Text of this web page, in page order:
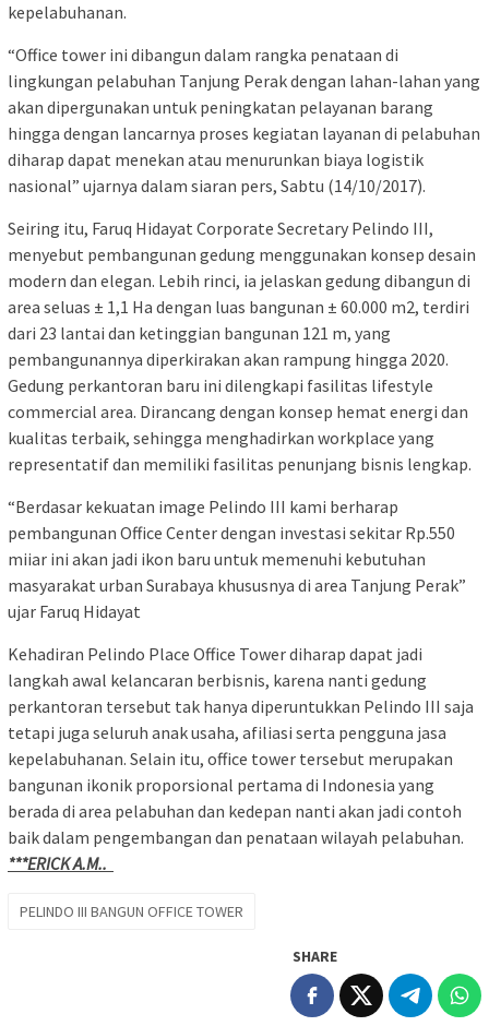
kepelabuhanan.
“Office tower ini dibangun dalam rangka penataan di
lingkungan pelabuhan Tanjung Perak dengan lahan-lahan yang
akan dipergunakan untuk peningkatan pelayanan barang
hingga dengan lancarnya proses kegiatan layanan di pelabuhan
diharap dapat menekan atau menurunkan biaya logistik
nasional” ujarnya dalam siaran pers, Sabtu (14/10/2017).
Seiring itu, Faruq Hidayat Corporate Secretary Pelindo III,
menyebut pembangunan gedung menggunakan konsep desain
modern dan elegan. Lebih rinci, ia jelaskan gedung dibangun di
area seluas ± 1,1 Ha dengan luas bangunan ± 60.000 m2, terdiri
dari 23 lantai dan ketinggian bangunan 121 m, yang
pembangunannya diperkirakan akan rampung hingga 2020.
Gedung perkantoran baru ini dilengkapi fasilitas lifestyle
commercial area. Dirancang dengan konsep hemat energi dan
kualitas terbaik, sehingga menghadirkan workplace yang
representatif dan memiliki fasilitas penunjang bisnis lengkap.
“Berdasar kekuatan image Pelindo III kami berharap
pembangunan Office Center dengan investasi sekitar Rp.550
miiar ini akan jadi ikon baru untuk memenuhi kebutuhan
masyarakat urban Surabaya khususnya di area Tanjung Perak”
ujar Faruq Hidayat
Kehadiran Pelindo Place Office Tower diharap dapat jadi
langkah awal kelancaran berbisnis, karena nanti gedung
perkantoran tersebut tak hanya diperuntukkan Pelindo III saja
tetapi juga seluruh anak usaha, afiliasi serta pengguna jasa
kepelabuhanan. Selain itu, office tower tersebut merupakan
bangunan ikonik proporsional pertama di Indonesia yang
berada di area pelabuhan dan kedepan nanti akan jadi contoh
baik dalam pengembangan dan penataan wilayah pelabuhan.
***ERICK A.M..
PELINDO III BANGUN OFFICE TOWER
SHARE